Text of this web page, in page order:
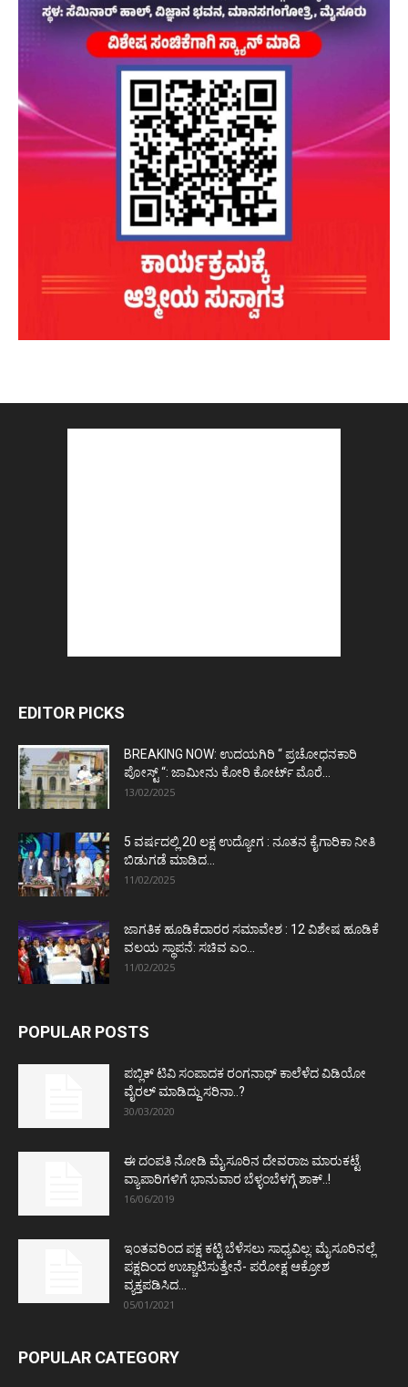
EDITOR PICKS
BREAKING NOW: ಉದಯಗಿರಿ “ ಪ್ರಚೋಧನಕಾರಿ
ಪೋಸ್ಟ್‌ “: ಜಾಮೀನು ಕೋರಿ ಕೋರ್ಟ್‌ ಮೊರೆ...
13/02/2025
5 ವರ್ಷದಲ್ಲಿ 20 ಲಕ್ಷ ಉದ್ಯೋಗ : ನೂತನ ಕೈಗಾರಿಕಾ ನೀತಿ
ಬಿಡುಗಡೆ ಮಾಡಿದ...
11/02/2025
ಜಾಗತಿಕ ಹೂಡಿಕೆದಾರರ ಸಮಾವೇಶ : 12 ವಿಶೇಷ ಹೂಡಿಕೆ
ವಲಯ ಸ್ಥಾಪನೆ: ಸಚಿವ ಎಂ...
11/02/2025
POPULAR POSTS
ಪಬ್ಲಿಕ್ ಟಿವಿ ಸಂಪಾದಕ ರಂಗನಾಥ್ ಕಾಲೆಳೆದ ವಿಡಿಯೋ
ವೈರಲ್ ಮಾಡಿದ್ದು ಸರಿನಾ..?
30/03/2020
ಈ ದಂಪತಿ ನೋಡಿ ಮೈಸೂರಿನ ದೇವರಾಜ ಮಾರುಕಟ್ಟೆ
ವ್ಯಾಪಾರಿಗಳಿಗೆ ಭಾನುವಾರ ಬೆಳ್ಳಂಬೆಳಗ್ಗೆ ಶಾಕ್..!
16/06/2019
ಇಂತವರಿಂದ ಪಕ್ಷ ಕಟ್ಟಿ ಬೆಳೆಸಲು ಸಾಧ್ಯವಿಲ್ಲ: ಮೈಸೂರಿನಲ್ಲೆ
ಪಕ್ಷದಿಂದ ಉಚ್ಚಾಟಿಸುತ್ತೇನೆ- ಪರೋಕ್ಷ ಆಕ್ರೋಶ
ವ್ಯಕ್ತಪಡಿಸಿದ...
05/01/2021
POPULAR CATEGORY